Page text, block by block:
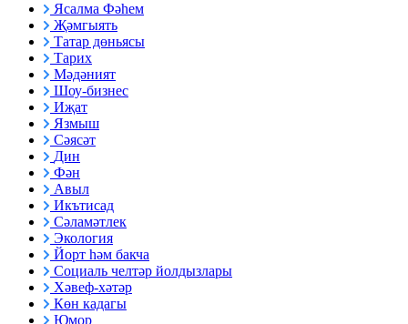
Ясалма Фәһем
Җәмгыять
Татар дөньясы
Тарих
Мәдәният
Шоу-бизнес
Иҗат
Язмыш
Сәясәт
Дин
Фән
Авыл
Икътисад
Сәламәтлек
Экология
Йорт һәм бакча
Социаль челтәр йолдызлары
Хәвеф-хәтәр
Көн кадагы
Юмор